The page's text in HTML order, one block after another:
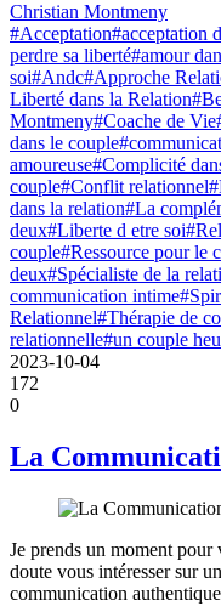
Christian Montmeny
#Acceptation#acceptation
perdre sa liberté#amour
soi#Andc#Approche
Liberté dans la Relation
Montmeny#Coache de Vie
dans le couple
amoureuse#Complicité
couple#Conflit relationnel
dans la relation#La
deux#Liberte d etre soi
couple#Ressource pour le
deux#Spécialiste de la
communication intime
Relationnel#Thérapie de
relationnelle#un couple
2023-10-04
172
0
La
Je prends un moment pour
doute vous intéresser sur
communication